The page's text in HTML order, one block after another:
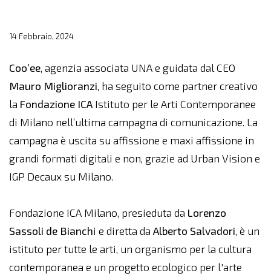
14 Febbraio, 2024
Coo’ee, agenzia associata UNA e guidata dal CEO
Mauro Miglioranzi, ha seguito come partner creativo
la Fondazione ICA Istituto per le Arti Contemporanee
di Milano nell’ultima campagna di comunicazione. La
campagna è uscita su affissione e maxi affissione in
grandi formati digitali e non, grazie ad Urban Vision e
IGP Decaux su Milano.
Fondazione ICA Milano, presieduta da Lorenzo
Sassoli de Bianchi e diretta da Alberto Salvadori, è un
istituto per tutte le arti, un organismo per la cultura
contemporanea e un progetto ecologico per l'arte